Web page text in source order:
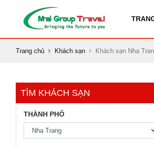
Trang chủ Khách sạn Khách sạn Nha
TÌM KHÁCH SẠN
THÀNH PHỐ